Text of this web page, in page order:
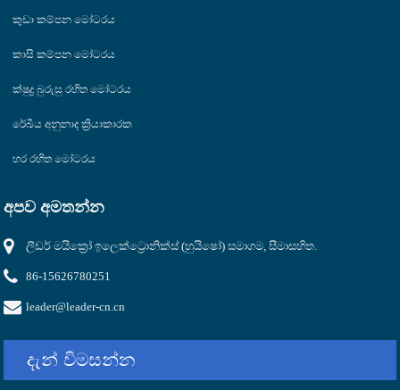
කුඩා කම්පන මෝටරය
කාසි කම්පන මෝටරය
ක්ෂුද්‍ර බුරුසු රහිත මෝටරය
රේඛීය අනුනාද ක්‍රියාකාරක
හර රහිත මෝටරය
අපව අමතන්න
ලීඩර් මයික්‍රෝ ඉලෙක්ට්‍රොනික්ස් (හුයිෂෝ) සමාගම, සීමාසහිත.
86-15626780251
leader@leader-cn.cn
දැන් විමසන්න